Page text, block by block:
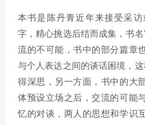
本书是陈丹青近年来接受采
字，精心挑选后结而成集，书名
流的不可能，书中的部分篇章
与个人表达之间的谈话困境，这
得深思，另一方面，书中的大
体预设立场之后，交流的可能
忆的对谈，两人的思想和学识